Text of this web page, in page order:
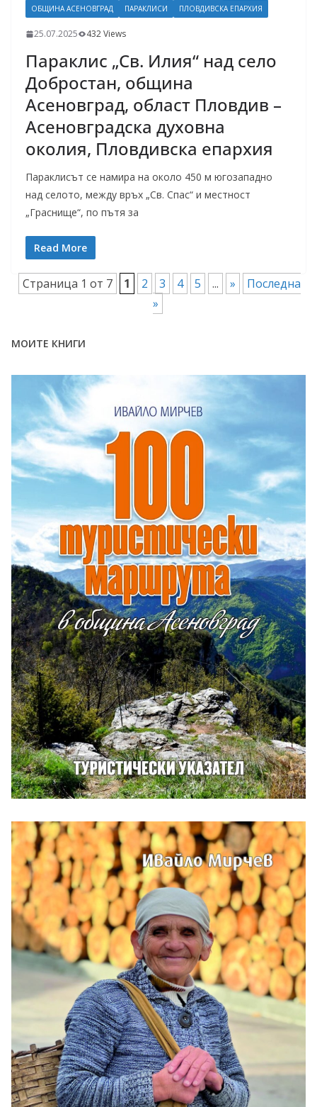
ОБЩИНА АСЕНОВГРАД
ПАРАКЛИСИ ПЛОВДИВСКА ЕПАРХИЯ
25.07.2025 432 Views
Параклис „Св. Илия“ над село
Добростан, община
Асеновград, област Пловдив –
Асеновградска духовна
околия, Пловдивска епархия
Параклисът се намира на около 450 м югозападно
над селото, между връх „Св. Спас“ и местност
„Граснище“, по пътя за
Read More
Страница 1 от 7 1 2 3 4 5 ... »
Последна
»
МОИТЕ КНИГИ